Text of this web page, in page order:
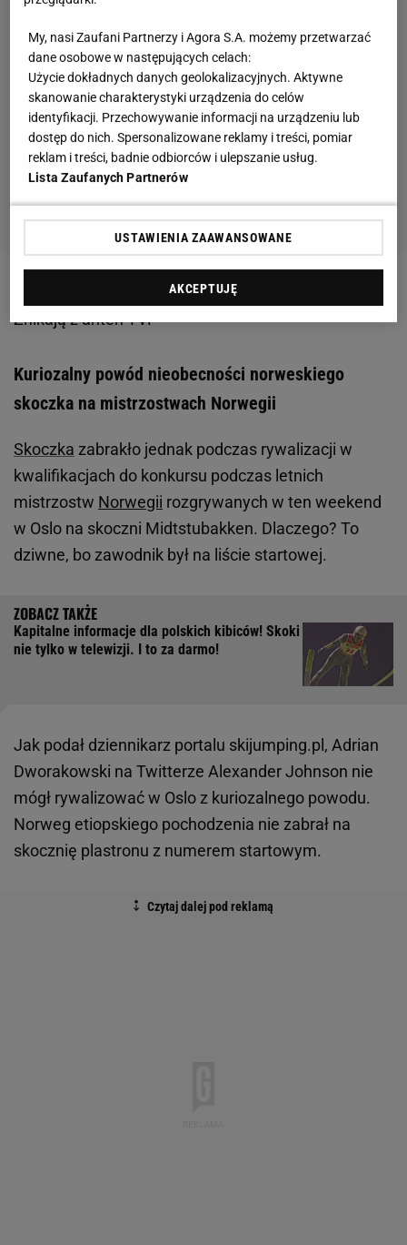
Rewolucja w skokach narciarskich.
Znikają z anten TVP
Kuriozalny powód nieobecności norweskiego
skoczka na mistrzostwach Norwegii
Skoczka zabrakło jednak podczas rywalizacji w
kwalifikacjach do konkursu podczas letnich
mistrzostw Norwegii rozgrywanych w ten weekend
w Oslo na skoczni Midtstubakken. Dlaczego? To
dziwne, bo zawodnik był na liście startowej.
Kapitalne informacje dla polskich kibiców! Skoki
nie tylko w telewizji. I to za darmo!
Jak podał dziennikarz portalu skijumping.pl, Adrian
Dworakowski na Twitterze Alexander Johnson nie
mógł rywalizować w Oslo z kuriozalnego powodu.
Norweg etiopskiego pochodzenia nie zabrał na
skocznię plastronu z numerem startowym.
My, nasi Zaufani Partnerzy i Agora S.A. możemy przetwarzać
dane osobowe w następujących celach:
Użycie dokładnych danych geolokalizacyjnych. Aktywne
skanowanie charakterystyki urządzenia do celów
identyfikacji. Przechowywanie informacji na urządzeniu lub
dostęp do nich. Spersonalizowane reklamy i treści, pomiar
reklam i treści, badnie odbiorców i ulepszanie usług.
Lista Zaufanych Partnerów
USTAWIENIA ZAAWANSOWANE
AKCEPTUJĘ